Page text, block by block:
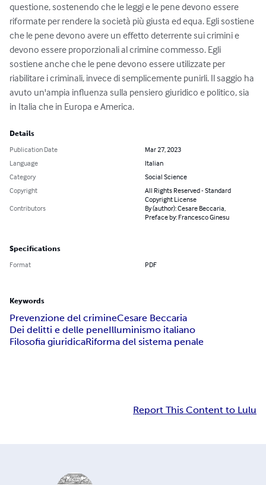
questione, sostenendo che le leggi e le pene devono essere
riformate per rendere la società più giusta ed equa. Egli sostiene
che le pene devono avere un effetto deterrente sui crimini e
devono essere proporzionali al crimine commesso. Egli
sostiene anche che le pene devono essere utilizzate per
riabilitare i criminali, invece di semplicemente punirli. Il saggio ha
avuto un'ampia influenza sulla pensiero giuridico e politico, sia
in Italia che in Europa e America.
Details
Publication Date
Mar 27, 2023
Language
Italian
Category
Social Science
Copyright
All Rights Reserved - Standard
Copyright License
Contributors
By (author): Cesare Beccaria,
Preface by: Francesco Ginesu
Specifications
Format PDF
Keywords
Prevenzione del crimineCesare Beccaria
Dei delitti e delle peneIlluminismo italiano
Filosofia giuridicaRiforma del sistema penale
Report This Content to Lulu